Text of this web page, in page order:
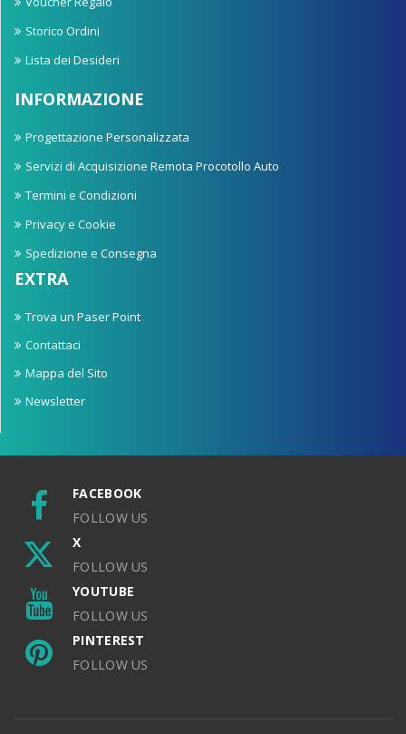
Storico Ordini
Lista dei Desideri
INFORMAZIONE
Progettazione Personalizzata
Servizi di Acquisizione Remota Procotollo Auto
Termini e Condizioni
Privacy e Cookie
Spedizione e Consegna
EXTRA
Trova un Paser Point
Contattaci
Mappa del Sito
Newsletter
FACEBOOK
FOLLOW US
X
FOLLOW US
YOUTUBE
FOLLOW US
PINTEREST
FOLLOW US